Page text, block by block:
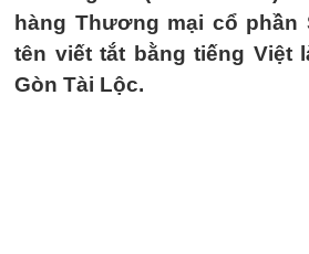
hàng Thương mại cổ phần
tên viết tắt bằng tiếng Việt
Gòn Tài Lộc.